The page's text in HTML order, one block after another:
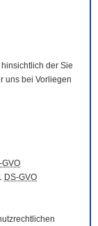
der Sie
uns bei Vorliegen
GVO
DS-GVO